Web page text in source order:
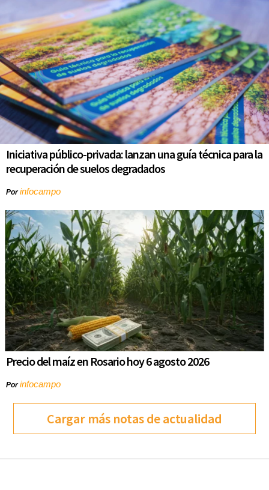
Iniciativa público-privada: lanzan una guía técnica para la
recuperación de suelos degradados
Porinfocampo
Precio del maíz en Rosario hoy 6 agosto 2026
Porinfocampo
Cargar más notas de actualidad